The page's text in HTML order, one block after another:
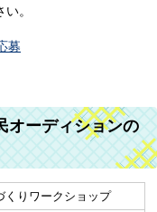
。
募
オーディションの
くりワークショップ